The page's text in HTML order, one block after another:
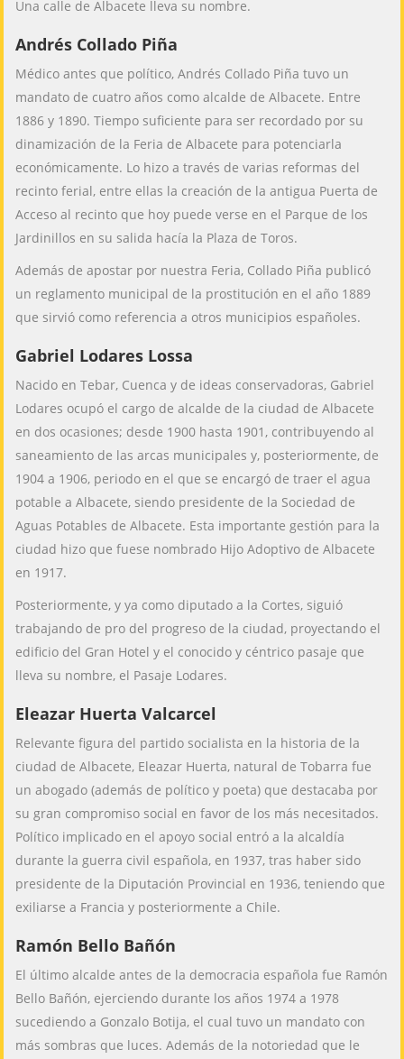
Una calle de Albacete lleva su nombre.
Andrés Collado Piña
Médico antes que político, Andrés Collado Piña tuvo un
mandato de cuatro años como alcalde de Albacete. Entre
1886 y 1890. Tiempo suficiente para ser recordado por su
dinamización de la Feria de Albacete para potenciarla
económicamente. Lo hizo a través de varias reformas del
recinto ferial, entre ellas la creación de la antigua Puerta de
Acceso al recinto que hoy puede verse en el Parque de los
Jardinillos en su salida hacía la Plaza de Toros.
Además de apostar por nuestra Feria, Collado Piña publicó
un reglamento municipal de la prostitución en el año 1889
que sirvió como referencia a otros municipios españoles.
Gabriel Lodares Lossa
Nacido en Tebar, Cuenca y de ideas conservadoras, Gabriel
Lodares ocupó el cargo de alcalde de la ciudad de Albacete
en dos ocasiones; desde 1900 hasta 1901, contribuyendo al
saneamiento de las arcas municipales y, posteriormente, de
1904 a 1906, periodo en el que se encargó de traer el agua
potable a Albacete, siendo presidente de la Sociedad de
Aguas Potables de Albacete. Esta importante gestión para la
ciudad hizo que fuese nombrado Hijo Adoptivo de Albacete
en 1917.
Posteriormente, y ya como diputado a la Cortes, siguió
trabajando de pro del progreso de la ciudad, proyectando el
edificio del Gran Hotel y el conocido y céntrico pasaje que
lleva su nombre, el Pasaje Lodares.
Eleazar Huerta Valcarcel
Relevante figura del partido socialista en la historia de la
ciudad de Albacete, Eleazar Huerta, natural de Tobarra fue
un abogado (además de político y poeta) que destacaba por
su gran compromiso social en favor de los más necesitados.
Político implicado en el apoyo social entró a la alcaldía
durante la guerra civil española, en 1937, tras haber sido
presidente de la Diputación Provincial en 1936, teniendo que
exiliarse a Francia y posteriormente a Chile.
Ramón Bello Bañón
El último alcalde antes de la democracia española fue Ramón
Bello Bañón, ejerciendo durante los años 1974 a 1978
sucediendo a Gonzalo Botija, el cual tuvo un mandato con
más sombras que luces. Además de la notoriedad que le